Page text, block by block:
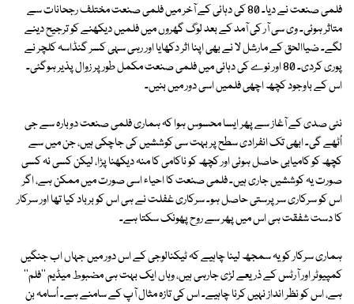
فلمی صنعت نے دیا۔ 80 کی دہائی کے آخر میں فلمی صنعت مختلف رجحانات سے
متاثر ہوئی۔ وی سی آر کی آمد کے بعد لوگ گھروں میں فلمیں دیکھنے کو ترجیح دینے
لگے۔ ضیاالحق کے مارشل لا نے بھی اپنا اثر دکھایا اور رہی سہی کسر گنڈاسہ کلچر نے
پوری کردی۔ 80 اور نوے کی دہائی میں فلمی صنعت مکمل طور پر زوال پذیر ہوگئی۔
اس کے باوجود کچھ اچھی فلمیں اسی دور میں بنیں۔
نئی صدی کے آغاز سے پھر ایسا محسوس ہوا کہ ہماری فلمی صنعت دوبارہ سے جی
اُٹھے گی۔ ابھی تک انفرادی سطح پر بہت سی کوششیں کی جاچکی ہیں، جن میں سے
کچھ کو کامیابی حاصل ہوئی اور کچھ کو ناکامی کا منہ دیکھنا پڑا، لیکن کسی نہ کسی
صورت یہ کوششیں جاری ہیں۔ فلمی صنعت کا احیاء اسی صورت میں ممکن ہے، اگر
اس کو سرکاری سرپرستی حاصل ہو۔ سرکاری غفلت نے ہی اس کو برباد کیا تھا اور سرکار
کا دست شفقت ہی اس میں پھر سے روح پھونک سکتا ہے۔
ہماری سرکار کو یہ سمجھ لینا چاہیے کہ ٹیکنالوجی کے اس دور میں جہاں اب جنگیں
کمپیوٹر اور آرٹس کے ذریعے لڑی جارہی ہیں، وہاں ایک بہت ہی مضبوط میڈیم ''فلم''
ہے، اس کو نظر انداز نہیں کرنا چاہیے۔ اس کی تازہ مثال آپ کے سامنے ہے۔ اُسامہ بن